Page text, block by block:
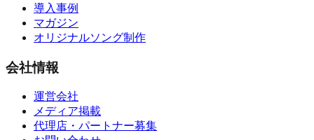
導入事例
マガジン
オリジナルソング制作
会社情報
運営会社
メディア掲載
代理店・パートナー募集